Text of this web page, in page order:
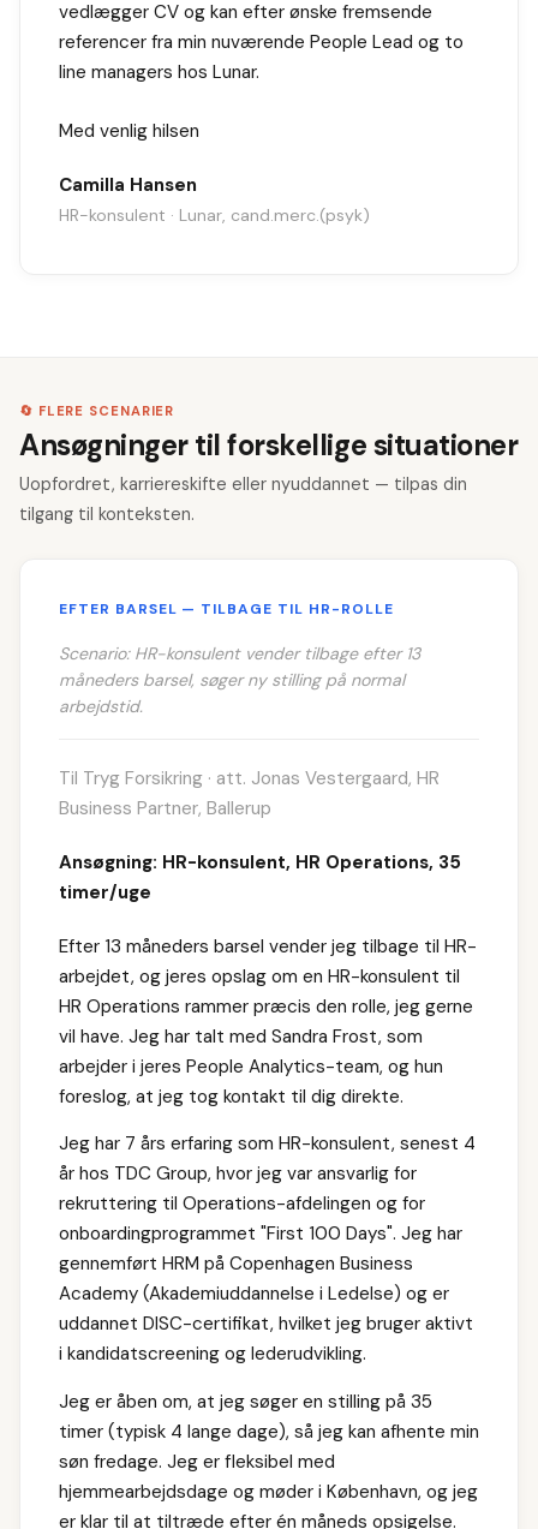
vedlægger CV og kan efter ønske fremsende
referencer fra min nuværende People Lead og to
line managers hos Lunar.
Med venlig hilsen
Camilla Hansen
HR-konsulent · Lunar, cand.merc.(psyk)
🔄 FLERE SCENARIER
Ansøgninger til forskellige situationer
Uopfordret, karriereskifte eller nyuddannet — tilpas din
tilgang til konteksten.
EFTER BARSEL — TILBAGE TIL HR-ROLLE
Scenario: HR-konsulent vender tilbage efter 13
måneders barsel, søger ny stilling på normal
arbejdstid.
Til Tryg Forsikring · att. Jonas Vestergaard, HR
Business Partner, Ballerup
Ansøgning: HR-konsulent, HR Operations, 35
timer/uge
Efter 13 måneders barsel vender jeg tilbage til HR-
arbejdet, og jeres opslag om en HR-konsulent til
HR Operations rammer præcis den rolle, jeg gerne
vil have. Jeg har talt med Sandra Frost, som
arbejder i jeres People Analytics-team, og hun
foreslog, at jeg tog kontakt til dig direkte.
Jeg har 7 års erfaring som HR-konsulent, senest 4
år hos TDC Group, hvor jeg var ansvarlig for
rekruttering til Operations-afdelingen og for
onboardingprogrammet "First 100 Days". Jeg har
gennemført HRM på Copenhagen Business
Academy (Akademiuddannelse i Ledelse) og er
uddannet DISC-certifikat, hvilket jeg bruger aktivt
i kandidatscreening og lederudvikling.
Jeg er åben om, at jeg søger en stilling på 35
timer (typisk 4 lange dage), så jeg kan afhente min
søn fredage. Jeg er fleksibel med
hjemmearbejdsdage og møder i København, og jeg
er klar til at tiltræde efter én måneds opsigelse.